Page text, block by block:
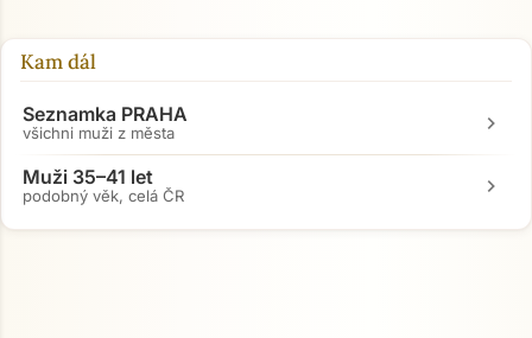
Kam dál
Seznamka PRAHA
všichni muži z města chevron_right
Muži 35–41 let
podobný věk, celá ČR chevron_right